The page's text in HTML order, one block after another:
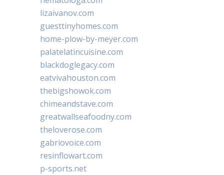
lizaivanov.com
guesttinyhomes.com
home-plow-by-meyer.com
palatelatincuisine.com
blackdoglegacy.com
eatvivahouston.com
thebigshowok.com
chimeandstave.com
greatwallseafoodny.com
theloverose.com
gabriovoice.com
resinflowart.com
p-sports.net